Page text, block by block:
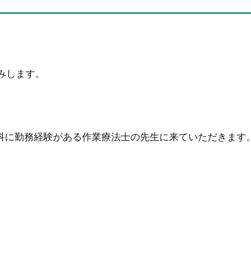
ます。
勤務経験がある作業療法士の先生に来ていただきます。